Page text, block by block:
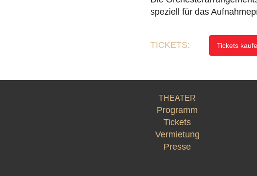
speziell für das
TICKETS: Tickets
THEATER
Programm
Tickets
Vermietung
Presse